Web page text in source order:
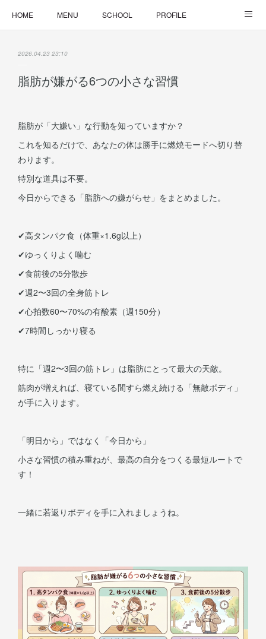
HOME MENU SCHOOL PROFILE
2026.04.23 23:10
脂肪が嫌がる6つの小さな習慣
脂肪が「大嫌い」な行動を知っていますか？
これを知るだけで、あなたの体は勝手に燃焼モードへ切り替
わります。
特別な道具は不要。
今日からできる「脂肪への嫌がらせ」をまとめました。
✔︎高タンパク食（体重×1.6g以上）
✔︎ゆっくりよく噛む
✔︎食前後の5分散歩
✔︎週2〜3回の全身筋トレ
✔︎心拍数60〜70%の有酸素（週150分）
✔︎7時間しっかり寝る
特に「週2〜3回の筋トレ」は脂肪にとって最大の天敵。
筋肉が増えれば、寝ている間すら燃え続ける「無敵ボディ」
が手に入ります。
「明日から」ではなく「今日から」
小さな習慣の積み重ねが、最高の自分をつくる最短ルートで
す！
一緒に若返りボディを手に入れましょうね。